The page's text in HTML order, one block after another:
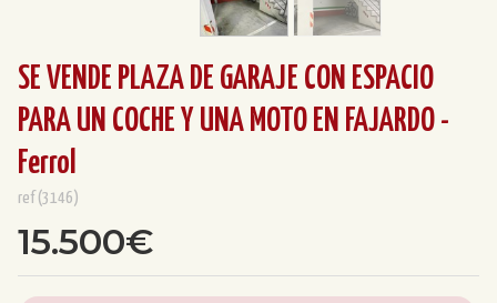
SE VENDE PLAZA DE GARAJE CON ESPACIO
PARA UN COCHE Y UNA MOTO EN FAJARDO -
Ferrol
ref(3146)
15.500€